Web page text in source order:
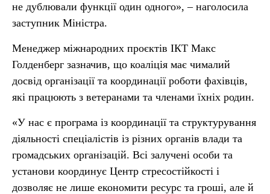
не дублювали функції один одного», – наголосила
заступник Міністра.
Менеджер міжнародних проєктів ІКТ Макс
Голденберг зазначив, що коаліція має чималий
досвід організації та координації роботи фахівців,
які працюють з ветеранами та членами їхніх родин.
«У нас є програма із координації та структурування
діяльності спеціалістів із різних органів влади та
громадських організацій. Всі залучені особи та
установи координує Центр стресостійкості і
дозволяє не лише економити ресурс та гроші, але й